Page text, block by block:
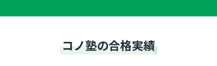
コノ塾の合格実績